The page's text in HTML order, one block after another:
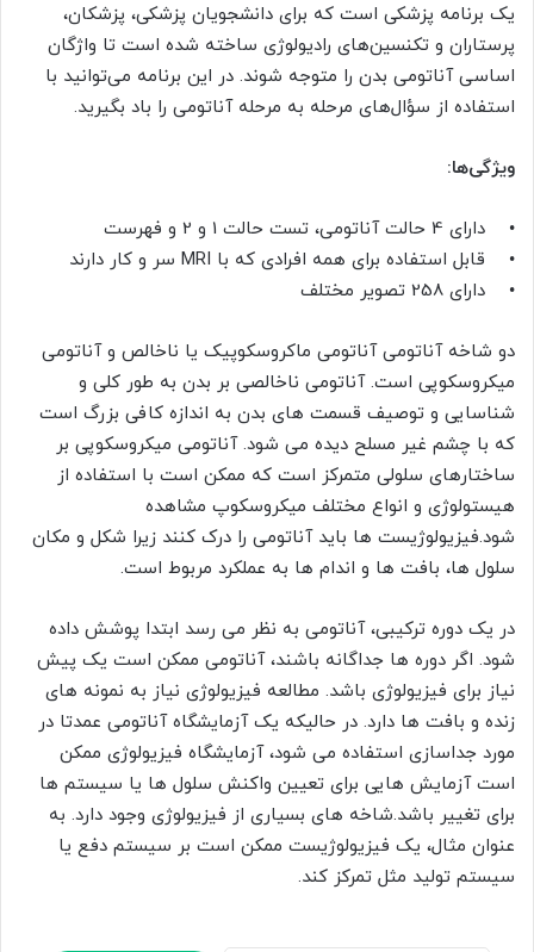
یک برنامه پزشکی است که برای دانشجویان پزشکی، پزشکان،
پرستاران و تکنسین‌های رادیولوژی ساخته شده است تا واژگان
اساسی آناتومی بدن را متوجه شوند. در این برنامه می‌توانید با
استفاده از سؤال‌های مرحله به مرحله آناتومی را باد بگیرید.
ویژگی‌ها:
• دارای 4 حالت آناتومی، تست حالت 1 و 2 و فهرست
• قابل استفاده برای همه افرادی که با MRI سر و کار دارند
• دارای 258 تصویر مختلف
دو شاخه آناتومی آناتومی ماکروسکوپیک یا ناخالص و آناتومی
میکروسکوپی است. آناتومی ناخالصی بر بدن به طور کلی و
شناسایی و توصیف قسمت های بدن به اندازه کافی بزرگ است
که با چشم غیر مسلح دیده می شود. آناتومی میکروسکوپی بر
ساختارهای سلولی متمرکز است که ممکن است با استفاده از
هیستولوژی و انواع مختلف میکروسکوپ مشاهده
شود.فیزیولوژیست ها باید آناتومی را درک کنند زیرا شکل و مکان
سلول ها، بافت ها و اندام ها به عملکرد مربوط است.
در یک دوره ترکیبی، آناتومی به نظر می رسد ابتدا پوشش داده
شود. اگر دوره ها جداگانه باشند، آناتومی ممکن است یک پیش
نیاز برای فیزیولوژی باشد. مطالعه فیزیولوژی نیاز به نمونه های
زنده و بافت ها دارد. در حالیکه یک آزمایشگاه آناتومی عمدتا در
مورد جداسازی استفاده می شود، آزمایشگاه فیزیولوژی ممکن
است آزمایش هایی برای تعیین واکنش سلول ها یا سیستم ها
برای تغییر باشد.شاخه های بسیاری از فیزیولوژی وجود دارد. به
عنوان مثال، یک فیزیولوژیست ممکن است بر سیستم دفع یا
سیستم تولید مثل تمرکز کند.